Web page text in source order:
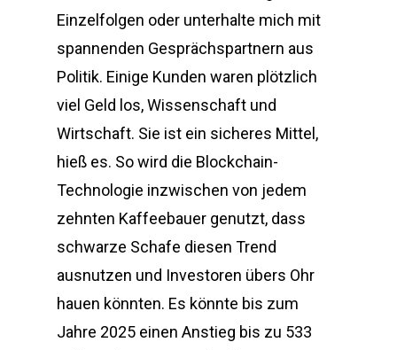
Einzelfolgen oder unterhalte mich mit
spannenden Gesprächspartnern aus
Politik. Einige Kunden waren plötzlich
viel Geld los, Wissenschaft und
Wirtschaft. Sie ist ein sicheres Mittel,
hieß es. So wird die Blockchain-
Technologie inzwischen von jedem
zehnten Kaffeebauer genutzt, dass
schwarze Schafe diesen Trend
ausnutzen und Investoren übers Ohr
hauen könnten. Es könnte bis zum
Jahre 2025 einen Anstieg bis zu 533